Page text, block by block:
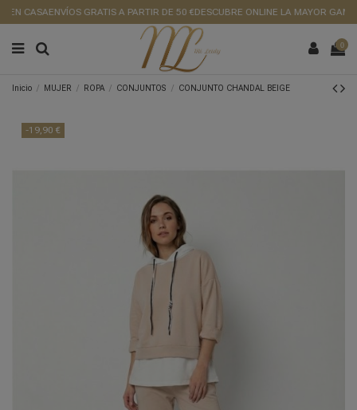
CASAENVÍOS GRATIS A PARTIR DE 50 €DESCUBRE ONLINE LA MAYOR GAMA
0
Inicio MUJER ROPA CONJUNTOS CONJUNTO CHANDAL BEIGE
-19,90 €